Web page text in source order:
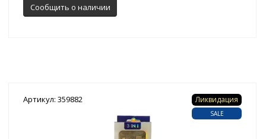
Сообщить о наличии
Артикул: 359882 Ликвидация
SALE